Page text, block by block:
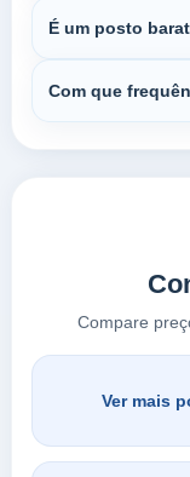
É um posto
Com que
Compare
Ver mais